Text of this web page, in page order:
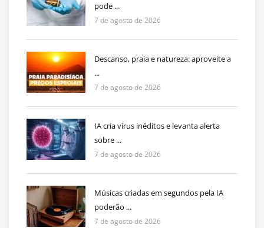
pode ...
7 de agosto de 2026
Descanso, praia e natureza: aproveite a
...
7 de agosto de 2026
IA cria vírus inéditos e levanta alerta
sobre ...
7 de agosto de 2026
Músicas criadas em segundos pela IA
poderão ...
7 de agosto de 2026